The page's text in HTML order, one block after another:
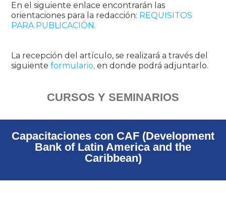
En el siguiente enlace encontrarán las
orientaciones para la redacción: REQUISITOS
PARA PUBLICACIÓN.
La recepción del artículo, se realizará a través del
siguiente formulario, en donde podrá adjuntarlo.
CURSOS Y SEMINARIOS
Capacitaciones con CAF (Development
Bank of Latin America and the
Caribbean)